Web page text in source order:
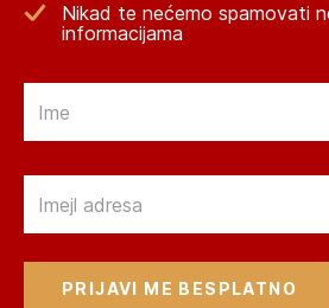
Nikad te nećemo spamovati
informacijama